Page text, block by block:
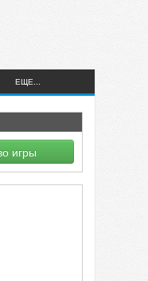
ЕЩЕ...
игры